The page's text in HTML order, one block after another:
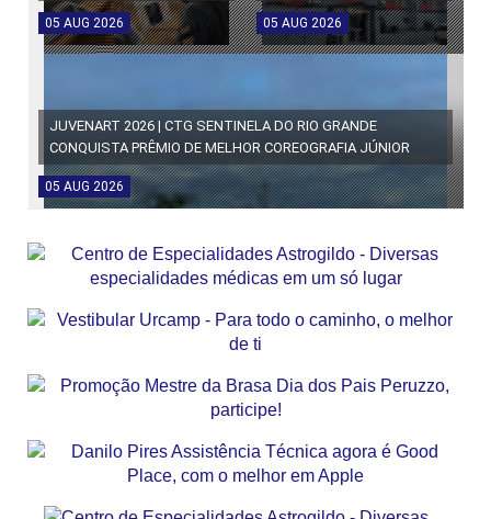
05 AUG 2026 05 AUG 2026
JUVENART 2026 | CTG SENTINELA DO RIO GRANDE
CONQUISTA PRÊMIO DE MELHOR COREOGRAFIA JÚNIOR
05 AUG 2026